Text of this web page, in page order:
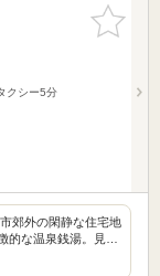
お気に入
りに追加
クシー5分
郊外の閑静な住宅地
的な温泉銭湯。見…